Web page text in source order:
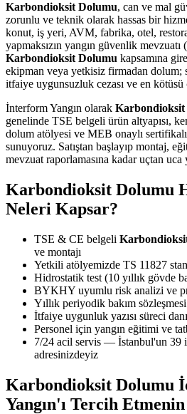
Karbondioksit Dolumu, can ve mal
zorunlu ve teknik olarak hassas bir
konut, iş yeri, AVM, fabrika, otel,
yapmaksızın yangın güvenlik
Karbondioksit Dolumu kapsamına
ekipman veya yetkisiz firmadan dolum;
itfaiye uygunsuzluk cezası ve en kötüsü
İnterform Yangın olarak Karbondioksit
genelinde TSE belgeli ürün altyapısı,
dolum atölyesi ve MEB onaylı
sunuyoruz. Satıştan başlayıp montaj,
mevzuat raporlamasına kadar uçtan
Karbondioksit Dolumu
Neleri Kapsar?
TSE & CE belgeli
ve montajı
Yetkili atölyemizde TS 11827
Hidrostatik test (10 yıllık gövde
BYKHY uyumlu risk analizi ve
Yıllık periyodik bakım sözleşmesi
İtfaiye uygunluk yazısı süreci
Personel için yangın eğitimi ve
7/24 acil servis — İstanbul'un 39
adresinizdeyiz
Karbondioksit Dolumu
Yangın'ı Tercih